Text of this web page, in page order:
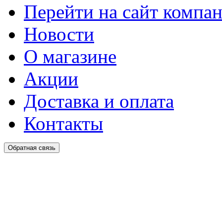
Перейти на сайт
Новости
О магазине
Акции
Доставка и оплата
Контакты
Обратная связь